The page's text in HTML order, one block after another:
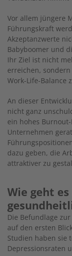
Vor allem jüngere
Führungskraft
Akzeptanzwerte
Babyboomer und
Ihr Ziel ist nicht
erreichen,
Work-Life-Balance
An dieser
nicht ganz
ein hohes
Unternehmen
dazu geben, die
attraktiver zu
Wie geht
Die Befundlage
auf den ersten
Studien haben sie
Depressionsraten